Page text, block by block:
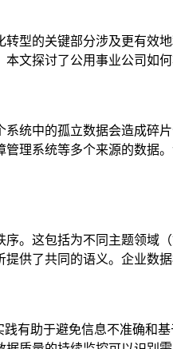
型的关键部分涉及更有效
文探讨了公用事业公司如
统中的孤立数据会造成碎
理系统等多个来源的数据
。这包括为不同主题领域
供了共同的语义。企业数
有助于避免信息不准确和